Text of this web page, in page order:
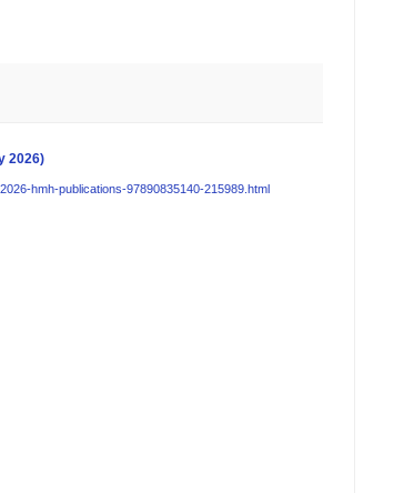
2026)
hmh-publications-97890835140-215989.html